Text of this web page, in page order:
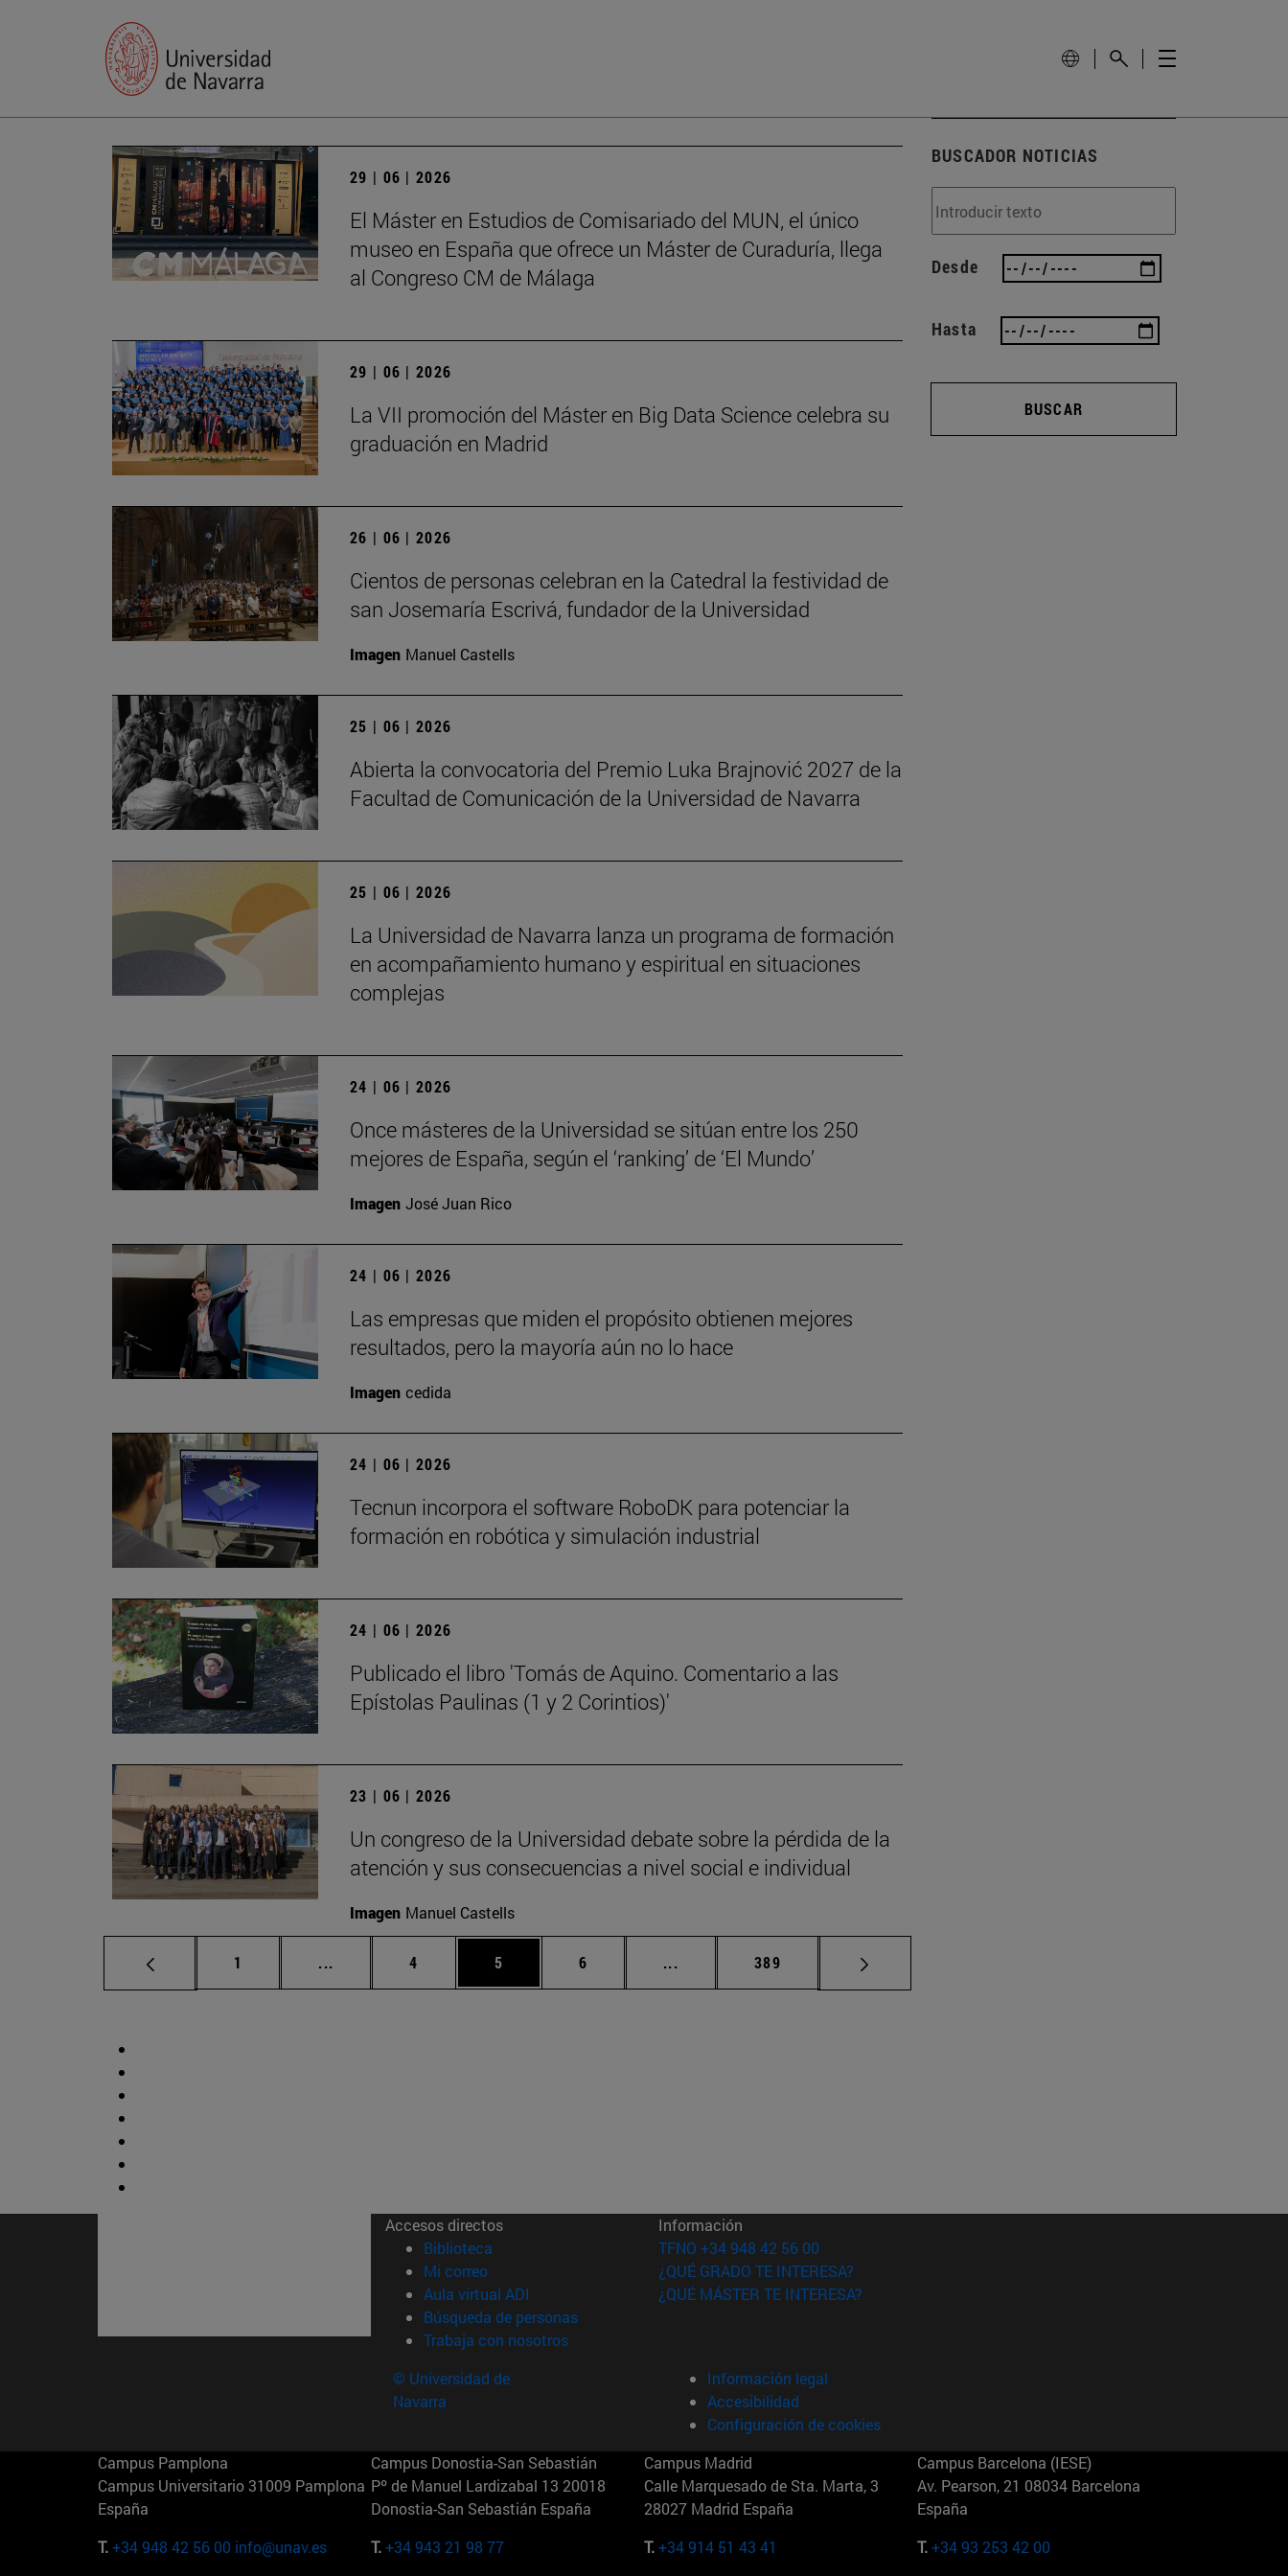
29 | 06 | 2026
El Máster en Estudios de Comisariado del MUN, el único
museo en España que ofrece un Máster de Curaduría, llega
al Congreso CM de Málaga
29 | 06 | 2026
La VII promoción del Máster en Big Data Science celebra su
graduación en Madrid
26 | 06 | 2026
Cientos de personas celebran en la Catedral la festividad de
san Josemaría Escrivá, fundador de la Universidad
Imagen Manuel Castells
25 | 06 | 2026
Abierta la convocatoria del Premio Luka Brajnović 2027 de la
Facultad de Comunicación de la Universidad de Navarra
25 | 06 | 2026
La Universidad de Navarra lanza un programa de formación
en acompañamiento humano y espiritual en situaciones
complejas
24 | 06 | 2026
Once másteres de la Universidad se sitúan entre los 250
mejores de España, según el ‘ranking’ de ‘El Mundo’
Imagen José Juan Rico
24 | 06 | 2026
Las empresas que miden el propósito obtienen mejores
resultados, pero la mayoría aún no lo hace
Imagen cedida
24 | 06 | 2026
Tecnun incorpora el software RoboDK para potenciar la
formación en robótica y simulación industrial
24 | 06 | 2026
Publicado el libro 'Tomás de Aquino. Comentario a las
Epístolas Paulinas (1 y 2 Corintios)'
23 | 06 | 2026
Un congreso de la Universidad debate sobre la pérdida de la
atención y sus consecuencias a nivel social e individual
Imagen Manuel Castells
Página
1 ... Páginas intermedias Use TAB para desplazarse.
Página
4 Página
5 Página
6 ... Páginas intermedias Use TAB para desplazarse.
Página
389
BUSCADOR NOTICIAS
Desde
Hasta
BUSCAR
Accesos directos
Biblioteca (abre en nueva ventana)
Mi correo(abre en nueva ventana)
Aula virtual ADI (abre en nueva ventana)
Búsqueda de personas(abre en nueva ventana)
Trabaja con nosotros(abre en nueva ventana)
Información
TFNO +34 948 42 56 00
¿QUÉ GRADO TE INTERESA?
¿QUÉ MÁSTER TE INTERESA?
© Universidad de
Navarra
Información legal
Accesibilidad
Configuración de cookies
Campus Pamplona
Campus Universitario 31009 Pamplona
España
T.+34 948 42 56 00 info@unav.es
Campus Donostia-San Sebastián
Pº de Manuel Lardizabal 13 20018
Donostia-San Sebastián España
T.+34 943 21 98 77
Campus Madrid
Calle Marquesado de Sta. Marta, 3
28027 Madrid España
T.+34 914 51 43 41
Campus Barcelona (IESE)
Av. Pearson, 21 08034 Barcelona
España
T.+34 93 253 42 00